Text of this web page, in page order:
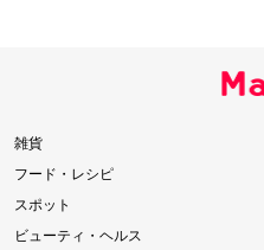
雑貨
フード・レシピ
スポット
ビューティ・ヘルス